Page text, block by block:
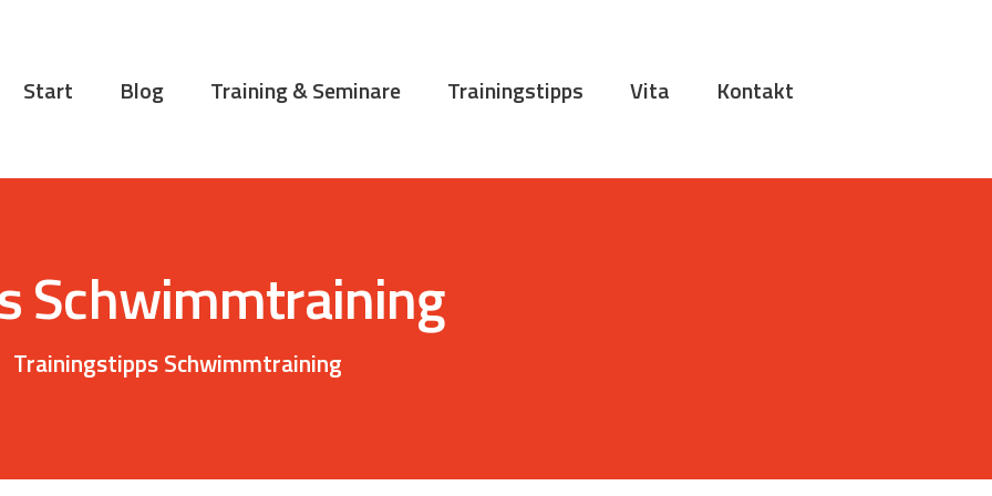
Start Blog Training & Seminare Trainingstipps Vita Kontakt
Schwimmtraining
Trainingstipps Schwimmtraining
BLOG
SEMINARE
KONTAKT